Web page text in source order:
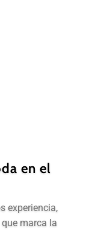
en el
experiencia,
marca la